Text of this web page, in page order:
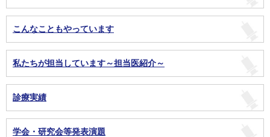
こんなこともやっています
私たちが担当しています～担当医紹介～
診療実績
学会・研究会等発表演題